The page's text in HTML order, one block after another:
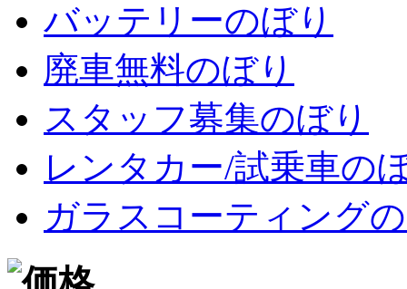
バッテリーのぼり
廃車無料のぼり
スタッフ募集のぼり
レンタカー/試乗車の
ガラスコーティング